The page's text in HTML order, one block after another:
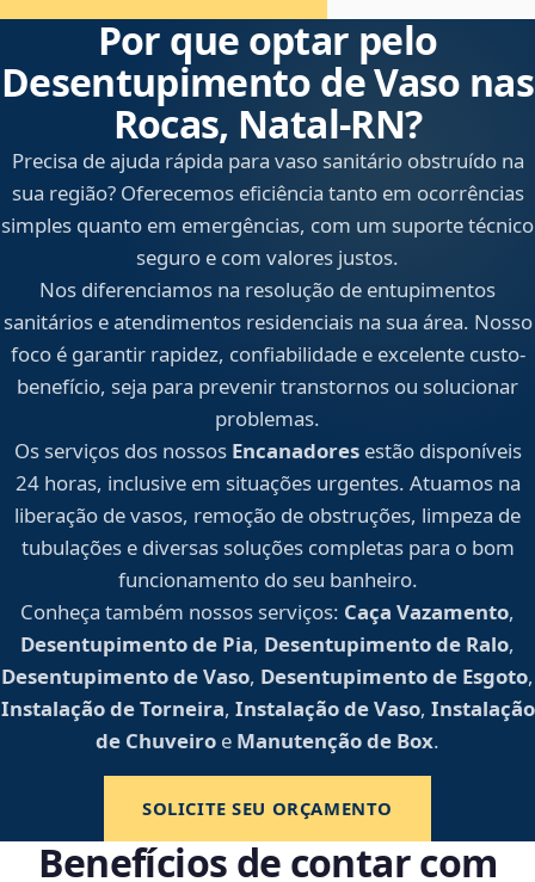
Por que optar pelo
Desentupimento de Vaso nas
Rocas, Natal‑RN?
Precisa de ajuda rápida para vaso sanitário obstruído na
sua região? Oferecemos eficiência tanto em ocorrências
simples quanto em emergências, com um suporte técnico
seguro e com valores justos.
Nos diferenciamos na resolução de entupimentos
sanitários e atendimentos residenciais na sua área. Nosso
foco é garantir rapidez, confiabilidade e excelente custo-
benefício, seja para prevenir transtornos ou solucionar
problemas.
Os serviços dos nossos Encanadoresestão disponíveis
24 horas, inclusive em situações urgentes. Atuamos na
liberação de vasos, remoção de obstruções, limpeza de
tubulações e diversas soluções completas para o bom
funcionamento do seu banheiro.
Conheça também nossos serviços: Caça Vazamento,
Desentupimento de Pia, Desentupimento de Ralo,
Desentupimento de Vaso, Desentupimento de Esgoto,
Instalação de Torneira, Instalação de Vaso, Instalação
de Chuveiro e Manutenção de Box.
SOLICITE SEU ORÇAMENTO
Benefícios de contar com